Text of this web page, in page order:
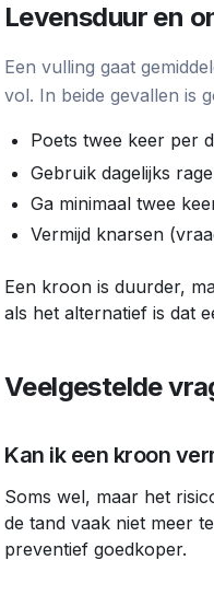
Levensduur en
Een vulling gaat
vol. In beide gevallen is
Poets twee keer per
Gebruik dagelijks
Ga minimaal twee
Vermijd knarsen
Een kroon is duurder,
als het alternatief is dat
Veelgestelde
Kan ik een kroon
Soms wel, maar het
de tand vaak niet meer
preventief goedkoper.